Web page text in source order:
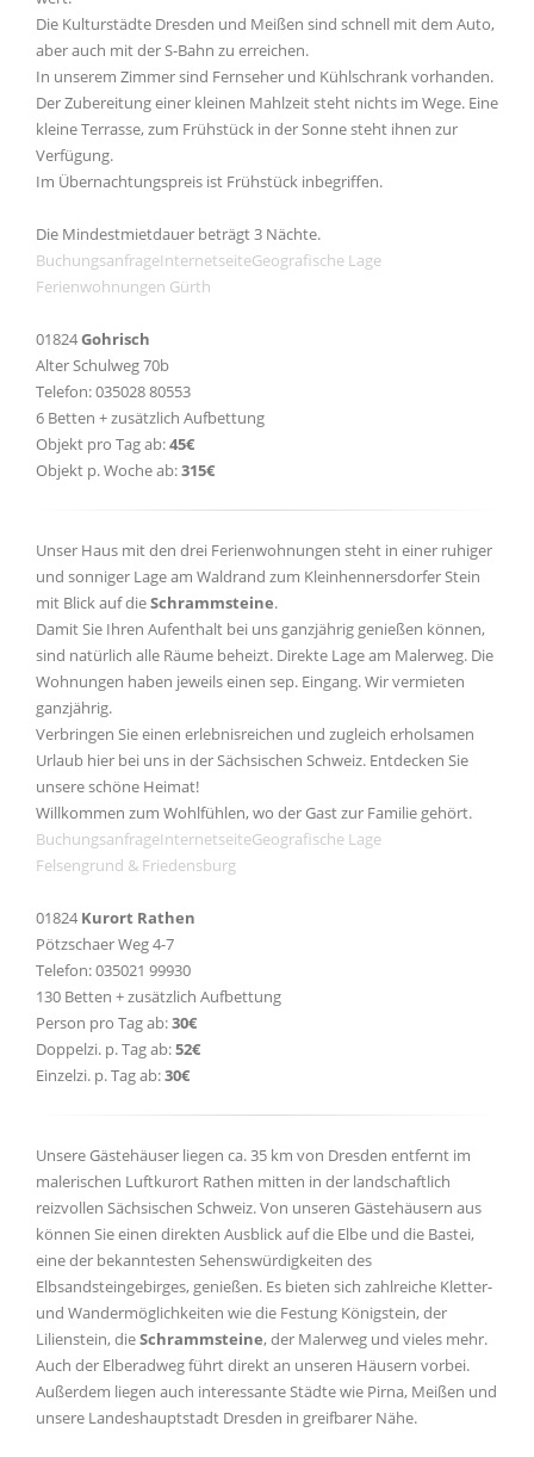
Die Kulturstädte Dresden und Meißen sind schnell mit dem Auto,
aber auch mit der S-Bahn zu erreichen.
In unserem Zimmer sind Fernseher und Kühlschrank vorhanden.
Der Zubereitung einer kleinen Mahlzeit steht nichts im Wege. Eine
kleine Terrasse, zum Frühstück in der Sonne steht ihnen zur
Verfügung.
Im Übernachtungspreis ist Frühstück inbegriffen.
Die Mindestmietdauer beträgt 3 Nächte.
BuchungsanfrageInternetseiteGeografische Lage
Ferienwohnungen Gürth
01824Gohrisch
Alter Schulweg 70b
Telefon: 035028 80553
6 Betten + zusätzlich Aufbettung
Objekt pro Tag ab:45€
Objekt p. Woche ab:315€
Unser Haus mit den drei Ferienwohnungen steht in einer ruhiger
und sonniger Lage am Waldrand zum Kleinhennersdorfer Stein
mit Blick auf dieSchrammsteine.
Damit Sie Ihren Aufenthalt bei uns ganzjährig genießen können,
sind natürlich alle Räume beheizt. Direkte Lage am Malerweg. Die
Wohnungen haben jeweils einen sep. Eingang. Wir vermieten
ganzjährig.
Verbringen Sie einen erlebnisreichen und zugleich erholsamen
Urlaub hier bei uns in der Sächsischen Schweiz. Entdecken Sie
unsere schöne Heimat!
Willkommen zum Wohlfühlen, wo der Gast zur Familie gehört.
BuchungsanfrageInternetseiteGeografische Lage
Felsengrund & Friedensburg
01824 Kurort Rathen
Pötzschaer Weg 4-7
Telefon: 035021 99930
130 Betten + zusätzlich Aufbettung
Person pro Tag ab:30€
Doppelzi. p. Tag ab:52€
Einzelzi. p. Tag ab:30€
Unsere Gästehäuser liegen ca. 35 km von Dresden entfernt im
malerischen Luftkurort Rathen mitten in der landschaftlich
reizvollen Sächsischen Schweiz. Von unseren Gästehäusern aus
können Sie einen direkten Ausblick auf die Elbe und die Bastei,
eine der bekanntesten Sehenswürdigkeiten des
Elbsandsteingebirges, genießen. Es bieten sich zahlreiche Kletter-
und Wandermöglichkeiten wie die Festung Königstein, der
Lilienstein, dieSchrammsteine, der Malerweg und vieles mehr.
Auch der Elberadweg führt direkt an unseren Häusern vorbei.
Außerdem liegen auch interessante Städte wie Pirna, Meißen und
unsere Landeshauptstadt Dresden in greifbarer Nähe.